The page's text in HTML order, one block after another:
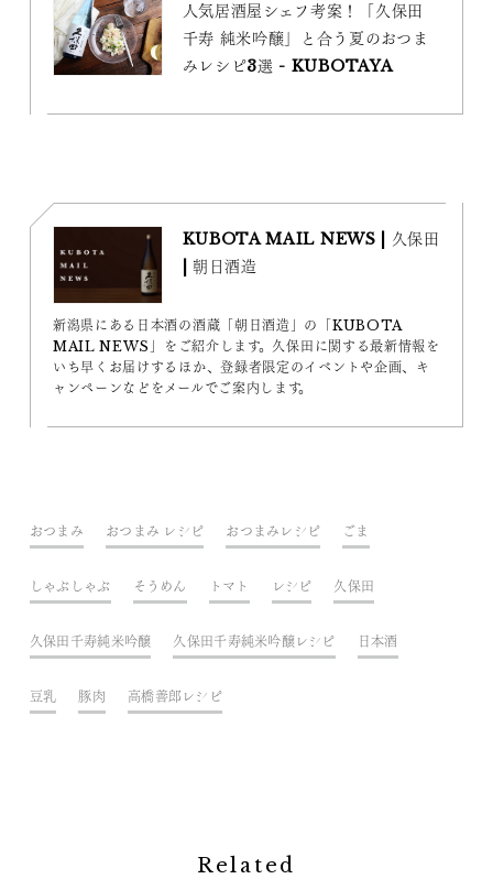
人気居酒屋シェフ考案！「久保田
千寿 純米吟醸」と合う夏のおつま
みレシピ3選 - KUBOTAYA
KUBOTA MAIL NEWS | 久保田
| 朝日酒造
新潟県にある日本酒の酒蔵「朝日酒造」の「KUBOTA
MAIL NEWS」をご紹介します。久保田に関する最新情報を
いち早くお届けするほか、登録者限定のイベントや企画、キ
ャンペーンなどをメールでご案内します。
おつまみ おつまみ レシピ おつまみレシピ ごま
しゃぶしゃぶ そうめん トマト レシピ 久保田
久保田千寿純米吟醸 久保田千寿純米吟醸レシピ 日本酒
豆乳 豚肉 高橋善郎レシピ
Related